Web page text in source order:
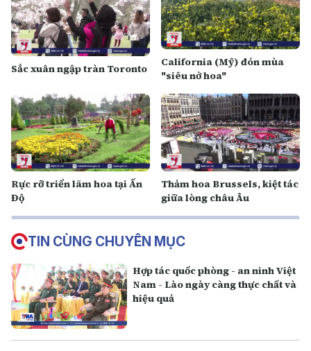
Sắc xuân ngập tràn Toronto
California (Mỹ) đón mùa
"siêu nở hoa"
Rực rỡ triển lãm hoa tại Ấn
Độ
Thảm hoa Brussels, kiệt tác
giữa lòng châu Âu
TIN CÙNG CHUYÊN MỤC
Hợp tác quốc phòng - an ninh Việt
Nam - Lào ngày càng thực chất và
hiệu quả